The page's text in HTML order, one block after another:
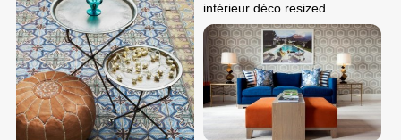
intérieur déco resized